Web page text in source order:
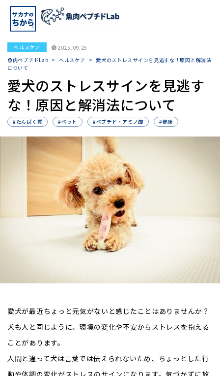
ヘルスケア
2025.09.25
魚肉ペプチドLab > ヘルスケア > 愛犬のストレスサインを見逃すな！原因と解消法
について
愛犬のストレスサインを見逃す
な！原因と解消法について
#たんぱく質 #ペット #ペプチド・アミノ酸 #健康
愛犬が最近ちょっと元気がないと感じたことはありませんか？
犬も人と同じように、環境の変化や不安からストレスを抱える
ことがあります。
人間と違って犬は言葉では伝えられないため、ちょっとした行